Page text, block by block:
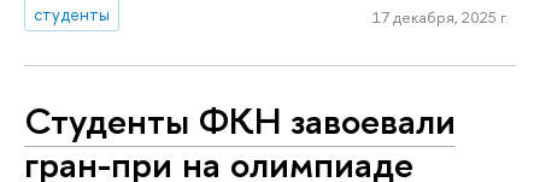
студенты
17 декабря, 2025 г.
Студенты ФКН завоевали
гран-при на олимпиаде